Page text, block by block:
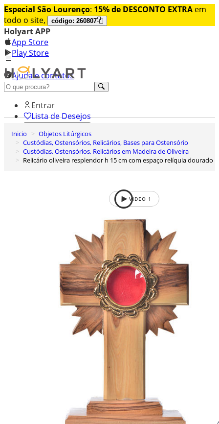
Especial São Lourenço: 15% de DESCONTO EXTRA em
todo o site,
código: 260807
Holyart APP
App Store
Play Store
Ajuda e contatos
Conheça premium
Entrar
Lista de Desejos
0
Carrinho de Compras
Inicio
Objetos Litúrgicos
Custódias, Ostensórios, Relicários, Bases para Ostensório
Custódias, Ostensórios, Relicários em Madeira de Oliveira
Relicário oliveira resplendor h 15 cm com espaço relíquia dourado
VIDEO 1